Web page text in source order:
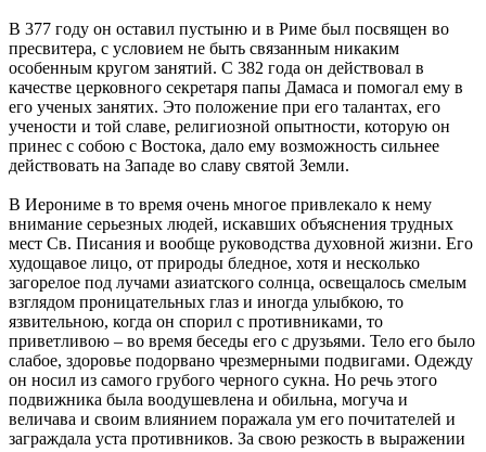
В 377 году он оставил пустыню и в Риме был посвящен во
пресвитера, с условием не быть связанным никаким
особенным кругом занятий. С 382 года он действовал в
качестве церковного секретаря папы Дамаса и помогал ему в
его ученых занятих. Это положение при его талантах, его
учености и той славе, религиозной опытности, которую он
принес с собою с Востока, дало ему возможность сильнее
действовать на Западе во славу святой Земли.
В Иерониме в то время очень многое привлекало к нему
внимание серьезных людей, искавших объяснения трудных
мест Св. Писания и вообще руководства духовной жизни. Его
худощавое лицо, от природы бледное, хотя и несколько
загорелое под лучами азиатского солнца, освещалось смелым
взглядом проницательных глаз и иногда улыбкою, то
язвительною, когда он спорил с противниками, то
приветливою – во время беседы его с друзьями. Тело его было
слабое, здоровье подорвано чрезмерными подвигами. Одежду
он носил из самого грубого черного сукна. Но речь этого
подвижника была воодушевлена и обильна, могуча и
величава и своим влиянием поражала ум его почитателей и
заграждала уста противников. За свою резкость в выражении